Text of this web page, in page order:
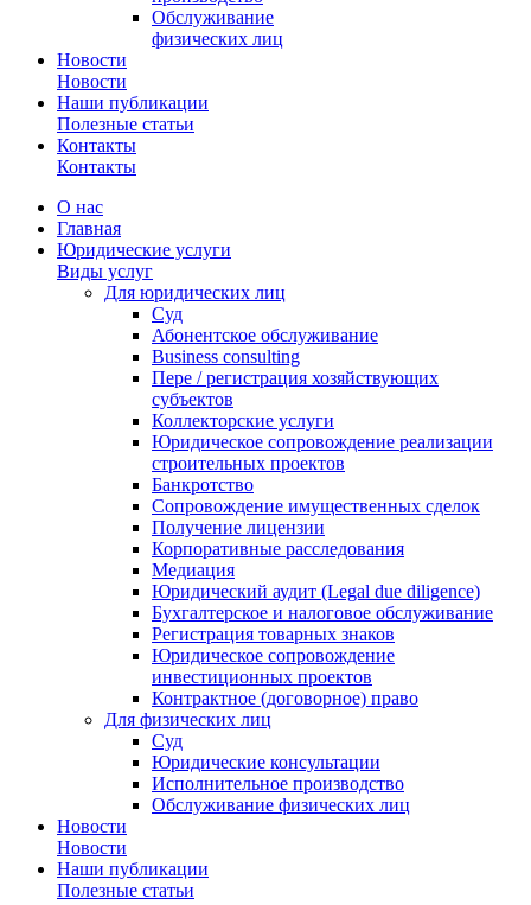
Обслуживание
физических лиц
Новости
Новости
Наши публикации
Полезные статьи
Контакты
Контакты
О нас
Главная
Юридические услуги
Виды услуг
Для юридических лиц
Суд
Абонентское обслуживание
Business consulting
Пере / регистрация хозяйствующих
субъектов
Коллекторские услуги
Юридическое сопровождение реализации
строительных проектов
Банкротство
Сопровождение имущественных сделок
Получение лицензии
Корпоративные расследования
Медиация
Юридический аудит (Legal due diligence)
Бухгалтерское и налоговое обслуживание
Регистрация товарных знаков
Юридическое сопровождение
инвестиционных проектов
Контрактное (договорное) право
Для физических лиц
Суд
Юридические консультации
Исполнительное производство
Обслуживание физических лиц
Новости
Новости
Наши публикации
Полезные статьи